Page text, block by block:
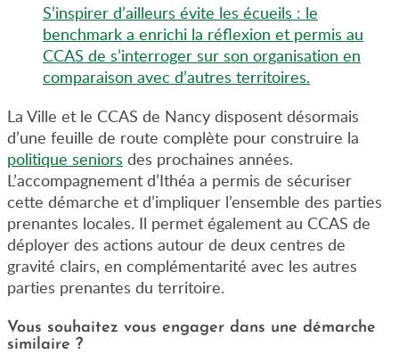
S’inspirer d’ailleurs évite les écueils : le
benchmark a enrichi la réflexion et permis au
CCAS de s’interroger sur son organisation en
comparaison avec d’autres territoires.
La Ville et le CCAS de Nancy disposent désormais
d’une feuille de route complète pour construire la
politique seniors des prochaines années.
L’accompagnement d’Ithéa a permis de sécuriser
cette démarche et d’impliquer l’ensemble des parties
prenantes locales. Il permet également au CCAS de
déployer des actions autour de deux centres de
gravité clairs, en complémentarité avec les autres
parties prenantes du territoire.
Vous souhaitez vous engager dans une démarche
similaire ?